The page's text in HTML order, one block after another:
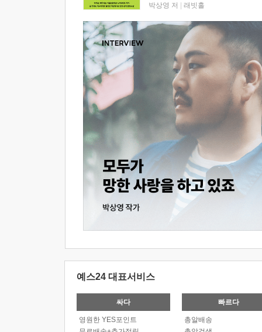
박상영 저 래빗홀
예스24 대표서비스
싸다
영원한 YES포인트
빠르다
총알배송